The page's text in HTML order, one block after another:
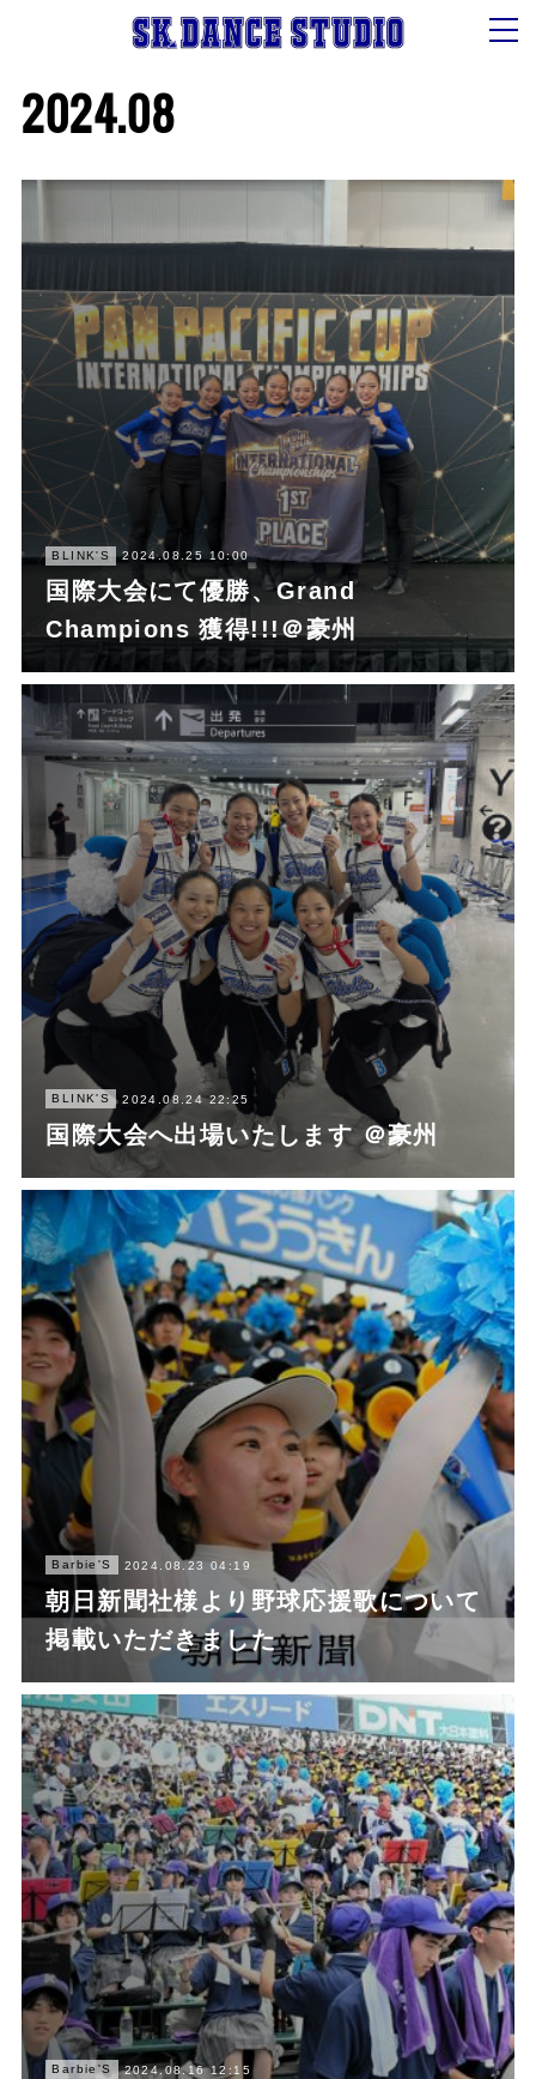
2024.08
BLINK'S 2024.08.25 10:00
国際大会にて優勝、Grand
Champions 獲得!!!＠豪州
BLINK'S 2024.08.24 22:25
国際大会へ出場いたします ＠豪州
Barbie'S 2024.08.23 04:19
朝日新聞社様より野球応援歌について
掲載いただきました
Barbie'S 2024.08.16 12:15